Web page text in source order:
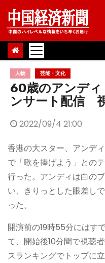
Skip
content
人物 芸能・文化
60歳のアンデ
ンサート配信
2022/09/4 21:00
香港の大スター、アンデ
で「歌を捧げよう」との
行った。アンディは白の
い、きりっとした眼差し
った。
開演前の19時55分にはす
て、開始後10分間で視聴
スランキングでトップに